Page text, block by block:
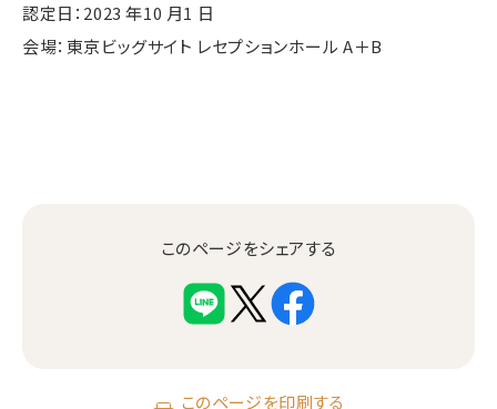
認定日：2023 年10 月1 日
会場：東京ビッグサイト レセプションホール A＋B
このページをシェアする
このページを印刷する